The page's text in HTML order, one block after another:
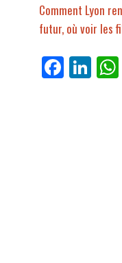
Comment Lyon
futur, où voir les
Fa
ce
Li
nk